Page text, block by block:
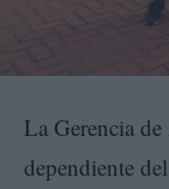
La Gerencia
dependiente